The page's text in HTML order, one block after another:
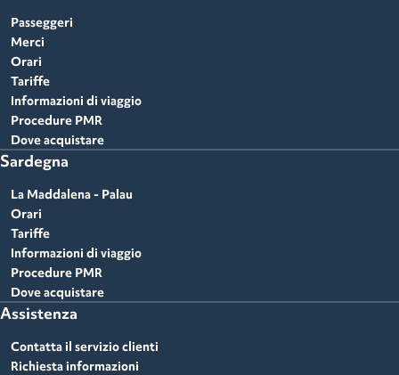
Passeggeri
Merci
Orari
Tariffe
Informazioni di viaggio
Procedure PMR
Dove acquistare
Sardegna
La Maddalena - Palau
Orari
Tariffe
Informazioni di viaggio
Procedure PMR
Dove acquistare
Assistenza
Contatta il servizio clienti
Richiesta informazioni